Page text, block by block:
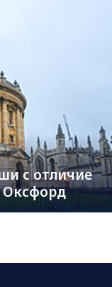
с отличие
Оксфорд